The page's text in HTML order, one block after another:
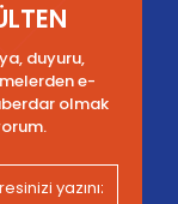
duyuru,
e-
olmak